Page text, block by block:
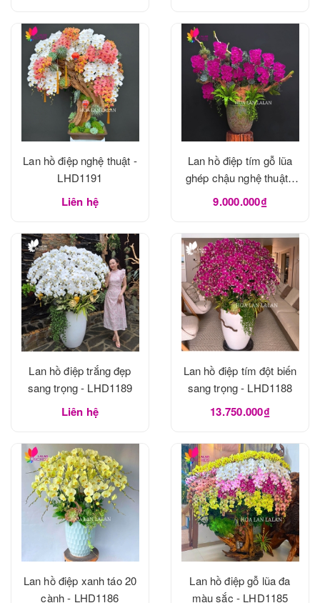
Lan hồ điệp nghệ thuật -
LHD1191
Liên hệ
Lan hồ điệp tím gỗ lũa
ghép chậu nghệ thuật -
LHD1190
9.000.000₫
Lan hồ điệp trắng đẹp
sang trọng - LHD1189
Liên hệ
Lan hồ điệp tím đột biến
sang trọng - LHD1188
13.750.000₫
Lan hồ điệp xanh táo 20
cành - LHD1186
Lan hồ điệp gỗ lũa đa
màu sắc - LHD1185